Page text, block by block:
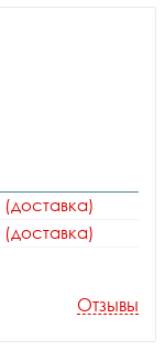
(доставка)
(доставка)
Отзывы